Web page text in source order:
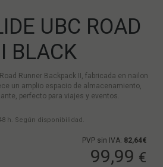
UBC ROAD
BLACK
Runner Backpack II, fabricada en nailon
un amplio espacio de almacenamiento,
perfecto para viajes y eventos.
h. Según disponibilidad.
PVP sin IVA: 82,64€
99,99 €